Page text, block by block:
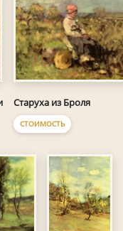
Старуха из Броля
СТОИМОСТЬ